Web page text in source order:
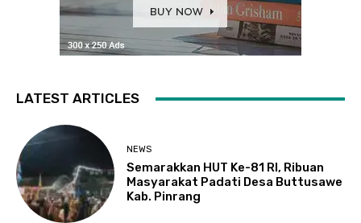
LATEST ARTICLES
NEWS
Semarakkan HUT Ke-81 RI, Ribuan
Masyarakat Padati Desa Buttusawe
Kab. Pinrang